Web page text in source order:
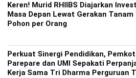
Keren! Murid RHIIBS Diajarkan
Masa Depan Lewat Gerakan
Pohon per Orang
Perkuat Sinergi Pendidikan, Pemkot
Parepare dan UMI Sepakati
Kerja Sama Tri Dharma Perguruan